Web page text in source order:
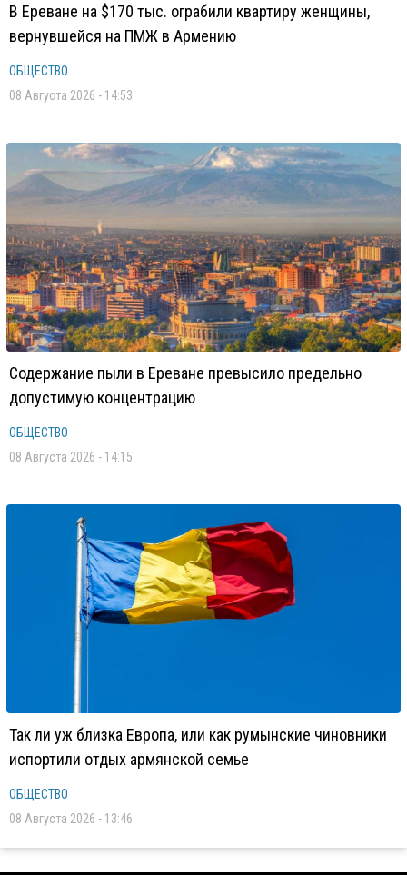
В Ереване на $170 тыс. ограбили квартиру женщины,
вернувшейся на ПМЖ в Армению
ОБЩЕСТВО
08 Августа 2026 - 14:53
Содержание пыли в Ереване превысило предельно
допустимую концентрацию
ОБЩЕСТВО
08 Августа 2026 - 14:15
Так ли уж близка Европа, или как румынские чиновники
испортили отдых армянской семье
ОБЩЕСТВО
08 Августа 2026 - 13:46